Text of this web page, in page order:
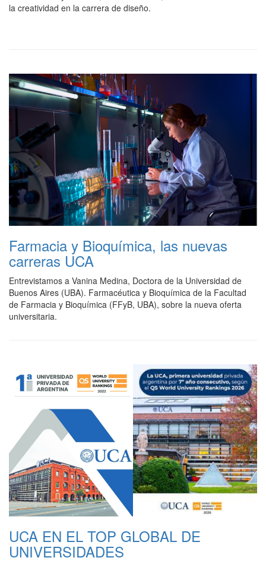
la creatividad en la carrera de diseño.
Farmacia y Bioquímica, las nuevas
carreras UCA
Entrevistamos a Vanina Medina, Doctora de la Universidad de
Buenos Aires (UBA). Farmacéutica y Bioquímica de la Facultad
de Farmacia y Bioquímica (FFyB, UBA), sobre la nueva oferta
universitaria.
UCA EN EL TOP GLOBAL DE
UNIVERSIDADES